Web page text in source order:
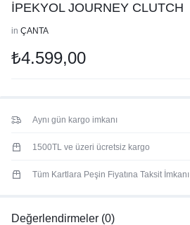
İPEKYOL JOURNEY CLUTCH
in ÇANTA
₺4.599,00
Aynı gün kargo imkanı
1500TL ve üzeri ücretsiz kargo
Tüm Kartlara Peşin Fiyatına Taksit İmkanı
Değerlendirmeler (0)